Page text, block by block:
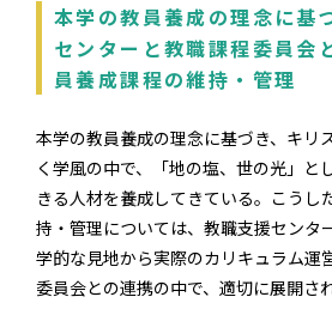
本学の教員養成の理念に基
センターと教職課程委員会
員養成課程の維持・管理
本学の教員養成の理念に基づき、キリ
く学風の中で、「地の塩、世の光」と
きる人材を養成してきている。こうし
持・管理については、教職支援センタ
学的な見地から実際のカリキュラム運
委員会との連携の中で、適切に展開さ